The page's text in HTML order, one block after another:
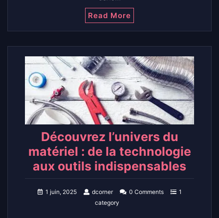
Read More
Découvrez l’univers du
matériel : de la technologie
aux outils indispensables
1 juin, 2025 dcorner 0 Comments
1
category